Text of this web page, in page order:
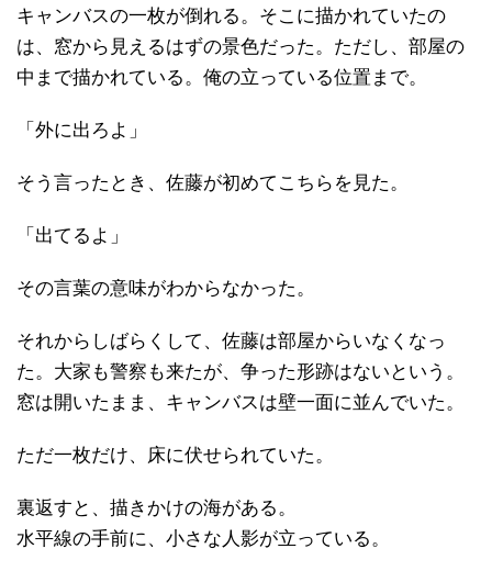
キャンバスの一枚が倒れる。そこに描かれていたの
は、窓から見えるはずの景色だった。ただし、部屋の
中まで描かれている。俺の立っている位置まで。
「外に出ろよ」
そう言ったとき、佐藤が初めてこちらを見た。
「出てるよ」
その言葉の意味がわからなかった。
それからしばらくして、佐藤は部屋からいなくなっ
た。大家も警察も来たが、争った形跡はないという。
窓は開いたまま、キャンバスは壁一面に並んでいた。
ただ一枚だけ、床に伏せられていた。
裏返すと、描きかけの海がある。
水平線の手前に、小さな人影が立っている。